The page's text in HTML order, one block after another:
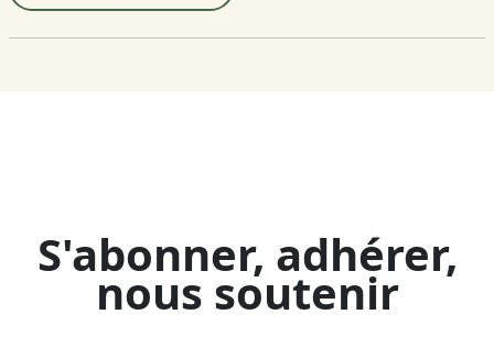
S'abonner, adhérer,
nous soutenir